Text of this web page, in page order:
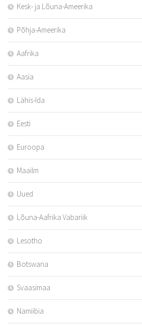
Kesk- ja Lõuna-Ameerika
Põhja-Ameerika
Aafrika
Aasia
Lähis-Ida
Eesti
Euroopa
Maailm
Uued
Lõuna-Aafrika Vabariik
Lesotho
Botswana
Svaasimaa
Namiibia